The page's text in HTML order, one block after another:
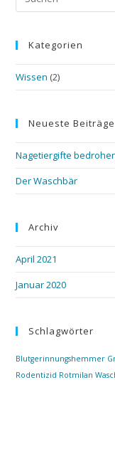
Kategorien
Wissen (2)
Neueste Beiträge
Nagetiergifte
Der Waschbär
Archiv
April 2021
Januar 2020
Schlagwörter
Blutgerinnungshemmer
Rodentizid Rotmilan